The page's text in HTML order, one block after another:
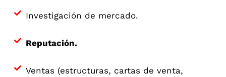
Investigación de mercado.
Reputación.
Ventas (estructuras, cartas de venta,